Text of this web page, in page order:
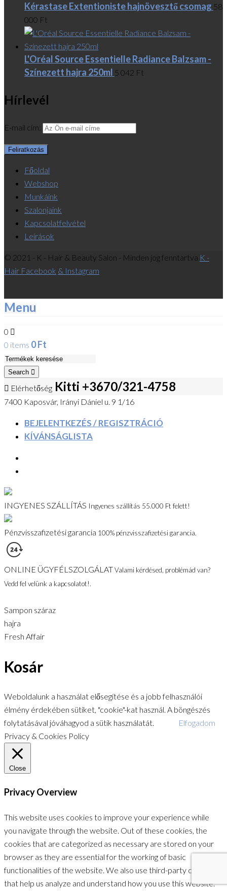
Kérastase Extentioniste hajnövesztő csomag 58
000 Ft
L'Oréal Source Essentielle Radiance Balzsam -
Színezett hajra 250ml 5 042 Ft
Hírlevél
E-mail cím:
Főoldal
Webshop
Munkáink
Szalonjaink
Kapcsolatfelvétel
Leírások
© 2021 - K - Hair & Beauty Salon - Minden jog fenntartva K -
Hair Facebook & Instagram
Menu
0
0 items 0Ft
Search
Elérhetőség Kitti +3670/321-4758
7400 Kaposvár, Irányi Dániel u. 9 1/16
BEJELENTKEZÉS / REGISZTRÁCIÓ
KÍVÁNSÁGLISTA
INGYENES SZÁLLÍTÁS Ingyenes szállítás 55.000 Ft felett!
Pénzvisszafizetési garancia 100% pénzvisszafizetési garancia.
ONLINE ÜGYFÉLSZOLGÁLATValami kérdésed, problémád van?
Vedd fel velünk a kapcsolatot!.
Sampon száraz
hajra
Fresh Affair
Kosár
Weboldalunk a használat elősegítése és a jobb felhasználói
élmény érdekében sütiket, "cookie"-kat használ. A böngészés
folytatásával jóváhagyod a sütik használatát.
Elfogadom
Privacy & Cookies Policy
Close
Privacy Overview
This website uses cookies to improve your experience while
you navigate through the website. Out of these cookies, the
cookies that are categorized as necessary are stored on your
browser as they are essential for the working of basic
functionalities of the website. We also use third-party cookies
that help us analyze and understand how you use this website.